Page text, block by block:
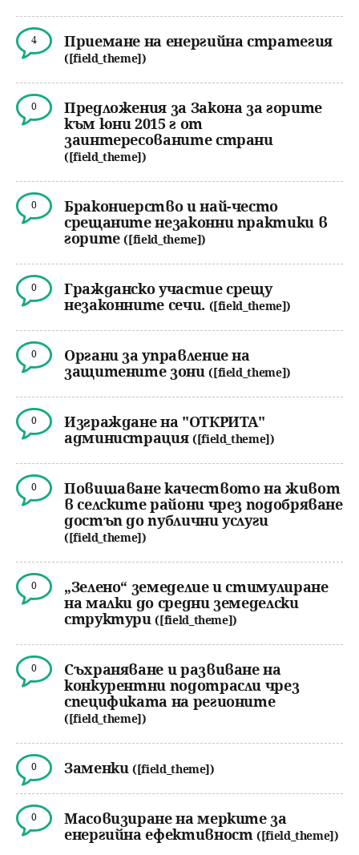
4 Приемане на енергийна стратегия
([field_theme])
0
Предложения за Закона за горите
към юни 2015 г от
заинтересованите страни
([field_theme])
0
Бракониерство и най-често
срещаните незаконни практики в
горите([field_theme])
0
Гражданско участие срещу
незаконните сечи. ([field_theme])
0
Органи за управление на
защитените зони([field_theme])
0
Изграждане на "ОТКРИТА"
администрация ([field_theme])
0
Повишаване качеството на живот
в селските райони чрез подобряване
достъп до публични услуги
([field_theme])
0
„Зелено“ земеделие и стимулиране
на малки до средни земеделски
структури([field_theme])
0
Съхраняване и развиване на
конкурентни подотрасли чрез
спецификата на регионите
([field_theme])
0 Заменки([field_theme])
0
Масовизиране на мерките за
енергийна ефективност([field_theme])